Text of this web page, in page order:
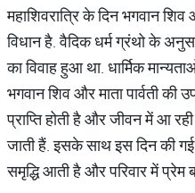
महाशिवरात्रि के दिन भगवान शिव
विधान है. वैदिक धर्म ग्रंथो के
का विवाह हुआ था. धार्मिक
भगवान शिव और माता पार्वती की
प्राप्ति होती है और जीवन में आ
जाती हैं. इसके साथ इस दिन की
समृद्धि आती है और परिवार में प्रेम